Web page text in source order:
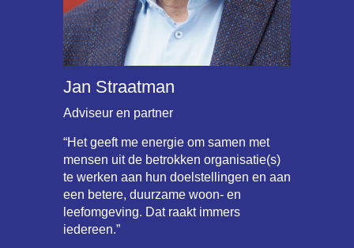
Jan Straatman
Adviseur en partner
“Het geeft me energie om samen met
mensen uit de betrokken organisatie(s)
te werken aan hun doelstellingen en aan
een betere, duurzame woon- en
leefomgeving. Dat raakt immers
iedereen.”